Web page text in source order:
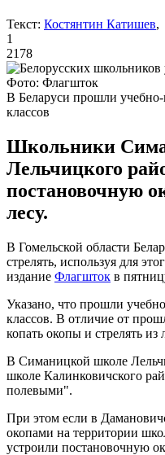
Текст: Костянтин Катишев,
1
2178
Фото: Флагшток
В Беларуси прошли
классов
Школьники
Лельчицкого
постановочную
лесу.
В Гомельской области
стрелять, используя для
издание Флагшток в
Указано, что прошли
классов. В отличие от
копать окопы и стрелять из
В Симаницкой школе
школе Калинковичского
полевыми".
При этом если в
окопами на территории
устроили постановочную